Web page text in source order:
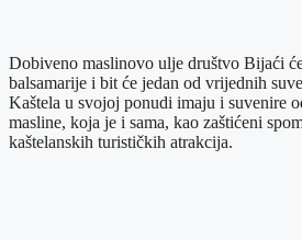
Dobiveno maslinovo ulje društvo Bijaći
balsamarije i bit će jedan od vrijednih
Kaštela u svojoj ponudi imaju i suvenire
masline, koja je i sama, kao zaštićeni
kaštelanskih turističkih atrakcija.